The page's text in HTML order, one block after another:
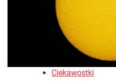
Ciekawostki